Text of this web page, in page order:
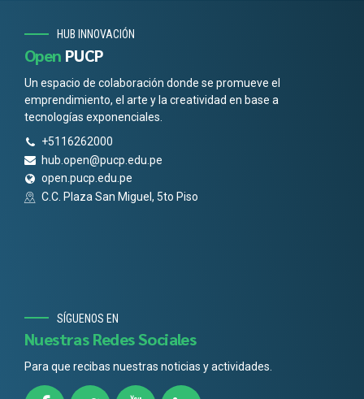
HUB INNOVACIÓN
Open PUCP
Un espacio de colaboración donde se promueve el
emprendimiento, el arte y la creatividad en base a
tecnologías exponenciales.
+5116262000
hub.open@pucp.edu.pe
open.pucp.edu.pe
C.C. Plaza San Miguel, 5to Piso
SÍGUENOS EN
Nuestras Redes Sociales
Para que recibas nuestras noticias y actividades.